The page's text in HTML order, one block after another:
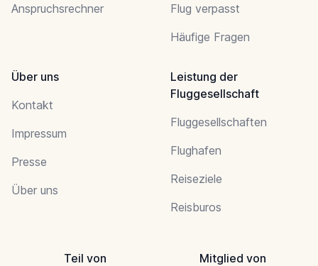
Anspruchsrechner
Flug verpasst
Häufige Fragen
Über uns
Kontakt
Impressum
Presse
Über uns
Leistung der
Fluggesellschaft
Fluggesellschaften
Flughafen
Reiseziele
Reisburos
Teil von Mitglied von